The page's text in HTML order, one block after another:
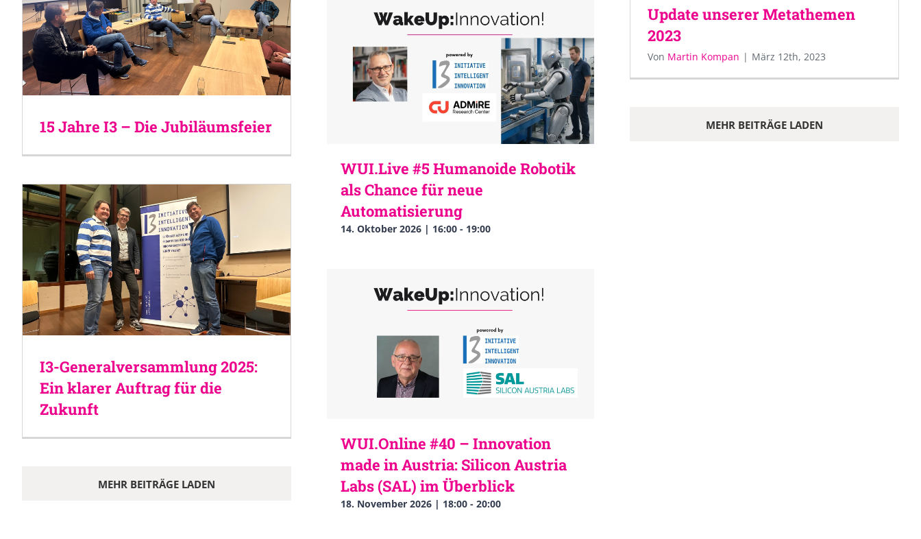
15 Jahre I3 – Die Jubiläumsfeier
I3-Generalversammlung 2025:
Ein klarer Auftrag für die
Zukunft
MEHR BEITRÄGE LADEN
WUI.Live #5 Humanoide Robotik
als Chance für neue
Automatisierung
14. Oktober 2026 | 16:00- 19:00
WUI.Online #40 – Innovation
made in Austria: Silicon Austria
Labs (SAL) im Überblick
18. November 2026 | 18:00- 20:00
Update unserer Metathemen
2023
Von Martin Kompan | März 12th, 2023
MEHR BEITRÄGE LADEN